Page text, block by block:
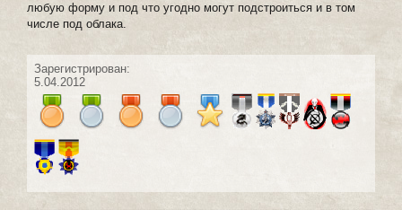
любую форму и под что угодно могут подстроиться и в том
числе под облака.
Зарегистрирован:
5.04.2012